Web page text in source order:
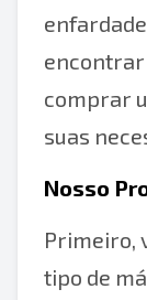
encontrar
comprar
suas
Nosso
Primeiro,
tipo de